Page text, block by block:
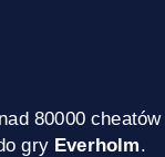
80000 cheatów
gry Everholm.